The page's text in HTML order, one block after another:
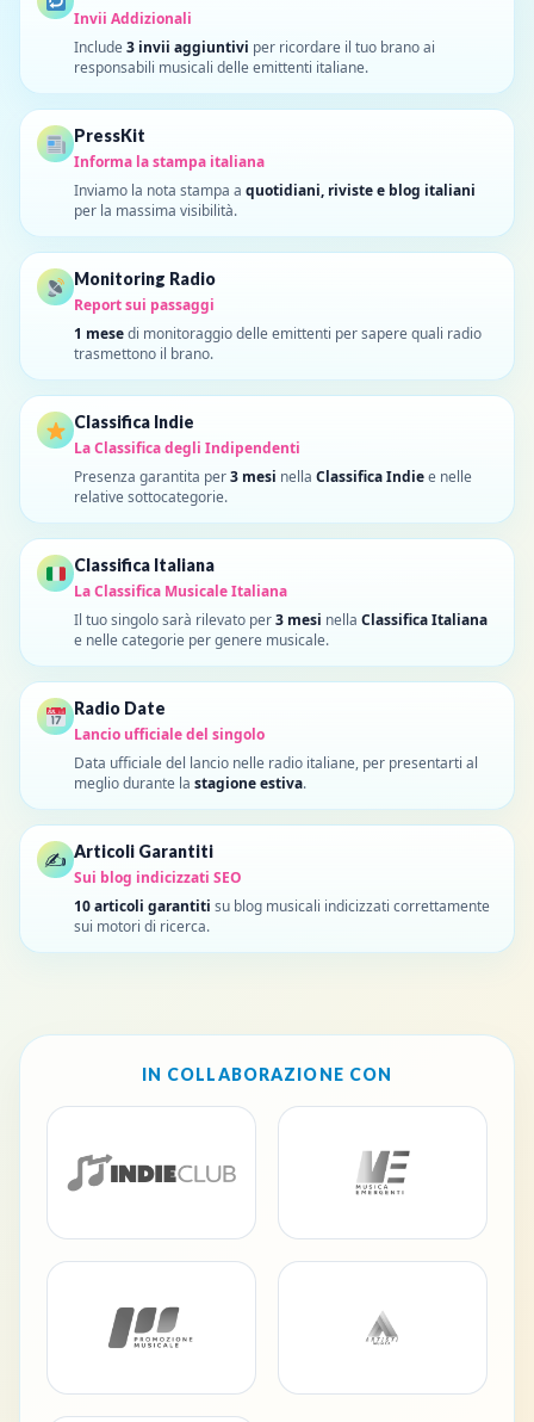
Invii Addizionali
Include3 invii aggiuntivi per ricordare il tuo brano ai
responsabili musicali delle emittenti italiane.
PressKit
Informa la stampa italiana
Inviamo la nota stampa a quotidiani, riviste e blog italiani
per la massima visibilità.
Monitoring Radio
Report sui passaggi
1 mesedi monitoraggio delle emittenti per sapere quali radio
trasmettono il brano.
Classifica Indie
La Classifica degli Indipendenti
Presenza garantita per3 mesi nella Classifica Indiee nelle
relative sottocategorie.
Classifica Italiana
La Classifica Musicale Italiana
Il tuo singolo sarà rilevato per3 mesi nella Classifica Italiana
e nelle categorie per genere musicale.
Radio Date
Lancio ufficiale del singolo
Data ufficiale del lancio nelle radio italiane, per presentarti al
meglio durante la stagione estiva.
✍️ Articoli Garantiti
Sui blog indicizzati SEO
10 articoli garantiti su blog musicali indicizzati correttamente
sui motori di ricerca.
IN COLLABORAZIONE CON